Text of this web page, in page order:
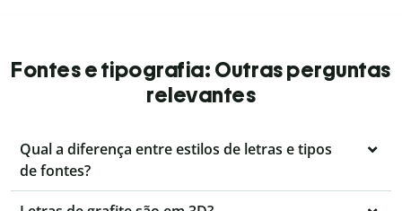
Fontes e tipografia: Outras perguntas
relevantes
Qual a diferença entre estilos de letras e tipos
de fontes?